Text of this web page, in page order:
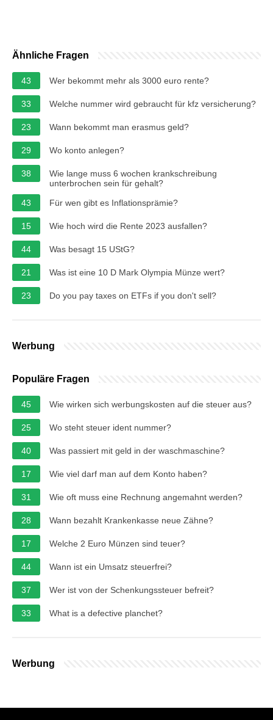
Ähnliche Fragen
43 Wer bekommt mehr als 3000 euro rente?
33 Welche nummer wird gebraucht für kfz versicherung?
23 Wann bekommt man erasmus geld?
29 Wo konto anlegen?
38
Wie lange muss 6 wochen krankschreibung
unterbrochen sein für gehalt?
43
Für wen gibt es Inflationsprämie?
15 Wie hoch wird die Rente 2023 ausfallen?
44 Was besagt 15 UStG?
21 Was ist eine 10 D Mark Olympia Münze wert?
23 Do you pay taxes on ETFs if you don't sell?
Werbung
Populäre Fragen
45 Wie wirken sich werbungskosten auf die steuer aus?
25 Wo steht steuer ident nummer?
40 Was passiert mit geld in der waschmaschine?
17 Wie viel darf man auf dem Konto haben?
31 Wie oft muss eine Rechnung angemahnt werden?
28 Wann bezahlt Krankenkasse neue Zähne?
17 Welche 2 Euro Münzen sind teuer?
44 Wann ist ein Umsatz steuerfrei?
37 Wer ist von der Schenkungssteuer befreit?
33 What is a defective planchet?
Werbung